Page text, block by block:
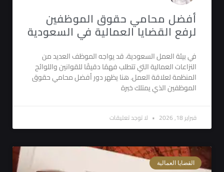
أفضل محامي حقوق الموظفين
لرفع القضايا العمالية في السعودية
في بيئة العمل السعودية، قد يواجه الموظف العديد من
النزاعات العمالية التي تتطلب فهمًا دقيقًا للقوانين واللوائح
المنظمة لعلاقة العمل. هنا يظهر دور أفضل محامي حقوق
الموظفين الذي يمتلك خبرة
فبراير 18, 2026 لا توجد تعليقات
القضايا العمالية